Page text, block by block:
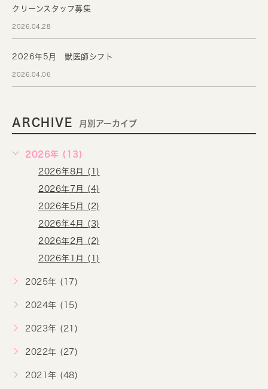
クリーンスタッフ募集
2026.04.28
2026年5月 獣医師シフト
2026.04.06
ARCHIVE 月別アーカイブ
2026年 (13)
2026年8月 (1)
2026年7月 (4)
2026年5月 (2)
2026年4月 (3)
2026年2月 (2)
2026年1月 (1)
2025年 (17)
2024年 (15)
2023年 (21)
2022年 (27)
2021年 (48)